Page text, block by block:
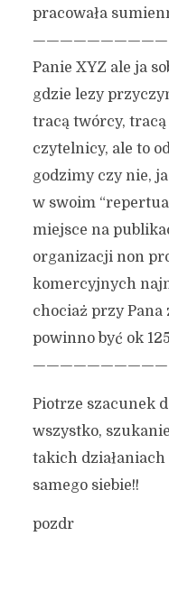
pracowała
Panie XYZ ale ja
gdzie lezy
tracą twórcy,
czytelnicy, ale to
godzimy czy nie,
w swoim
miejsce na
organizacji non
komercyjnych
chociaż przy
powinno być ok
Piotrze szacunek
wszystko,
takich
samego siebie!!
pozdr